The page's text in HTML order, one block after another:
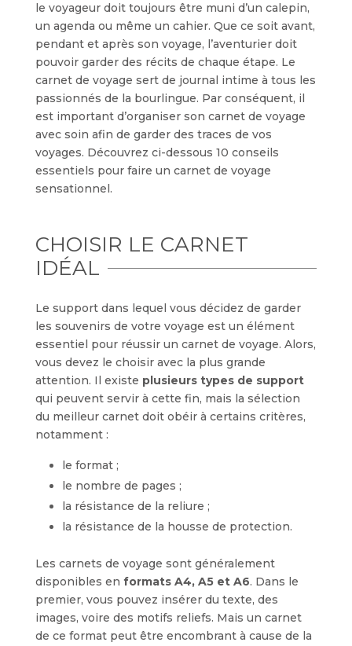
le voyageur doit toujours être muni d’un calepin,
un agenda ou même un cahier. Que ce soit avant,
pendant et après son voyage, l’aventurier doit
pouvoir garder des récits de chaque étape. Le
carnet de voyage sert de journal intime à tous les
passionnés de la bourlingue. Par conséquent, il
est important d’organiser son carnet de voyage
avec soin afin de garder des traces de vos
voyages. Découvrez ci-dessous 10 conseils
essentiels pour faire un carnet de voyage
sensationnel.
CHOISIR LE CARNET
IDÉAL
Le support dans lequel vous décidez de garder
les souvenirs de votre voyage est un élément
essentiel pour réussir un carnet de voyage. Alors,
vous devez le choisir avec la plus grande
attention. Il existe plusieurs types de support
qui peuvent servir à cette fin, mais la sélection
du meilleur carnet doit obéir à certains critères,
notamment :
le format ;
le nombre de pages ;
la résistance de la reliure ;
la résistance de la housse de protection.
Les carnets de voyage sont généralement
disponibles en formats A4, A5 et A6. Dans le
premier, vous pouvez insérer du texte, des
images, voire des motifs reliefs. Mais un carnet
de ce format peut être encombrant à cause de la